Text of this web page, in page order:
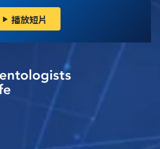
播放短片